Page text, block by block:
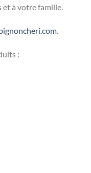
et à votre famille.
.
: